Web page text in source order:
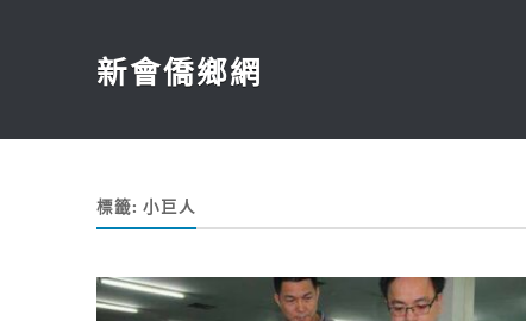
新會僑鄉網
標籤: 小巨人